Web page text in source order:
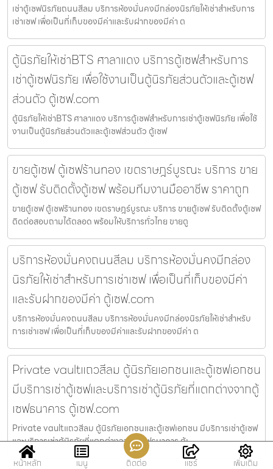
เช่าตู้เซฟนิรภัยถนนสีลม บริการห้องมั่นคงมีกล่องนิรภัยให้เช่าสำหรับการ
เช่าเซฟ เพื่อเป็นที่เก็บของมีค่าและรับฝากของมีค่า ต
ตู้นิรภัยให้เช่าBTS ศาลาแดง บริการตู้เซฟสำหรับการ
เช่าตู้เซฟนิรภัย เพื่อใช้งานเป็นตู้นิรภัยส่วนตัวและตู้เซฟ
ส่วนตัว ตู้เซฟ.com
ตู้นิรภัยให้เช่าBTS ศาลาแดง บริการตู้เซฟสำหรับการเช่าตู้เซฟนิรภัย เพื่อใช้
งานเป็นตู้นิรภัยส่วนตัวและตู้เซฟส่วนตัว ตู้เซฟ
ขายตู้เซฟ ตู้เซฟร้านทอง เขตราษฎร์บูรณะ บริการ ขาย
ตู้เซฟ รับติดตั้งตู้เซฟ พร้อมทีมงานมืออาชีพ ราคาถูก
ขายตู้เซฟ ตู้เซฟร้านทอง เขตราษฎร์บูรณะ บริการ ขายตู้เซฟ รับติดตั้งตู้เซฟ
ติดต่อสอบถามได้ตลอด พร้อมให้บริการทั่วไทย ขายตู
บริการห้องมั่นคงถนนสีลม บริการห้องมั่นคงมีกล่อง
นิรภัยให้เช่าสำหรับการเช่าเซฟ เพื่อเป็นที่เก็บของมีค่า
และรับฝากของมีค่า ตู้เซฟ.com
บริการห้องมั่นคงถนนสีลม บริการห้องมั่นคงมีกล่องนิรภัยให้เช่าสำหรับ
การเช่าเซฟ เพื่อเป็นที่เก็บของมีค่าและรับฝากของมีค่า ต
Private vaultแถวสีลม ตู้นิรภัยเอกชนและตู้เซฟเอกชน
มีบริการเช่าตู้เซฟและบริการเช่าตู้นิรภัยที่แตกต่างจากตู้
เซฟธนาคาร ตู้เซฟ.com
Private vaultแถวสีลม ตู้นิรภัยเอกชนและตู้เซฟเอกชน มีบริการเช่าตู้เซฟ
และบริการเช่าตู้นิรภัยที่แตกต่างจากตู้เซฟธนาคาร ตู้เ
หน้าหลัก
เมนู ติดต่อ แชร์ เพิ่มเติม